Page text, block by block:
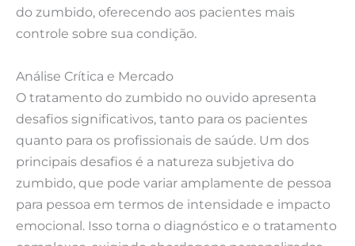
do zumbido, oferecendo aos pacientes mais
controle sobre sua condição.
Análise Crítica e Mercado
O tratamento do zumbido no ouvido apresenta
desafios significativos, tanto para os pacientes
quanto para os profissionais de saúde. Um dos
principais desafios é a natureza subjetiva do
zumbido, que pode variar amplamente de pessoa
para pessoa em termos de intensidade e impacto
emocional. Isso torna o diagnóstico e o tratamento